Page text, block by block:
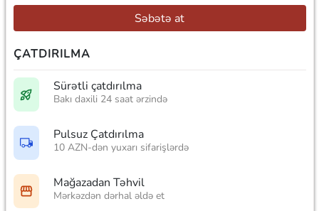
Səbətə at
ÇATDIRILMA
Sürətli çatdırılma
Bakı daxili 24 saat ərzində
Pulsuz Çatdırılma
10 AZN-dən yuxarı sifarişlərdə
Mağazadan Təhvil
Mərkəzdən dərhal əldə et